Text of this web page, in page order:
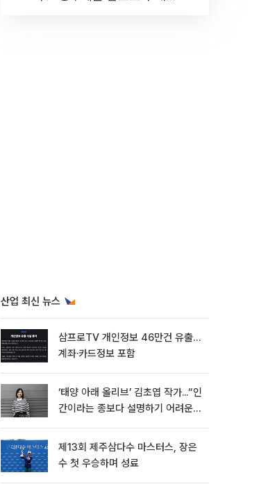
산업 최신 뉴스
삼프로TV 개인정보 46만건 유출…
계좌·카드정보 포함
‘태양 아래 올리브’ 김초엽 작가...“인
간이라는 종보다 설명하기 어려운
뷰]
제13회 제주삼다수 마스터스, 장은
수 첫 우승하며 성료